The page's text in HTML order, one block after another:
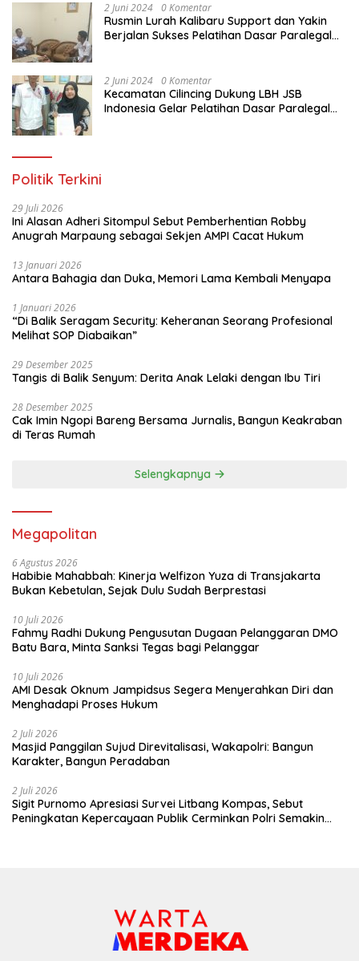
2 Juni 2024 0 Komentar
Rusmin Lurah Kalibaru Support dan Yakin
Berjalan Sukses Pelatihan Dasar Paralegal
2 Juni 2024 0 Komentar
Kecamatan Cilincing Dukung LBH JSB
Indonesia Gelar Pelatihan Dasar Paralegal
Politik Terkini
29 Juli 2026
Ini Alasan Adheri Sitompul Sebut Pemberhentian Robby
Anugrah Marpaung sebagai Sekjen AMPI Cacat Hukum
13 Januari 2026
Antara Bahagia dan Duka, Memori Lama Kembali Menyapa
1 Januari 2026
“Di Balik Seragam Security: Keheranan Seorang Profesional
Melihat SOP Diabaikan”
29 Desember 2025
Tangis di Balik Senyum: Derita Anak Lelaki dengan Ibu Tiri
28 Desember 2025
Cak Imin Ngopi Bareng Bersama Jurnalis, Bangun Keakraban
di Teras Rumah
Selengkapnya
Megapolitan
6 Agustus 2026
Habibie Mahabbah: Kinerja Welfizon Yuza di Transjakarta
Bukan Kebetulan, Sejak Dulu Sudah Berprestasi
10 Juli 2026
Fahmy Radhi Dukung Pengusutan Dugaan Pelanggaran DMO
Batu Bara, Minta Sanksi Tegas bagi Pelanggar
10 Juli 2026
AMI Desak Oknum Jampidsus Segera Menyerahkan Diri dan
Menghadapi Proses Hukum
2 Juli 2026
Masjid Panggilan Sujud Direvitalisasi, Wakapolri: Bangun
Karakter, Bangun Peradaban
2 Juli 2026
Sigit Purnomo Apresiasi Survei Litbang Kompas, Sebut
Peningkatan Kepercayaan Publik Cerminkan Polri Semakin